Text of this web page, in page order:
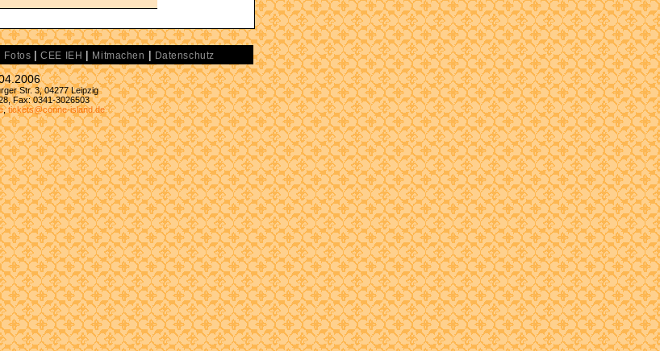
Fotos |CEE IEH | Mitmachen | Datenschutz
Str. 3, 04277 Leipzig
Fax: 0341-3026503
,tickets@conne-island.de